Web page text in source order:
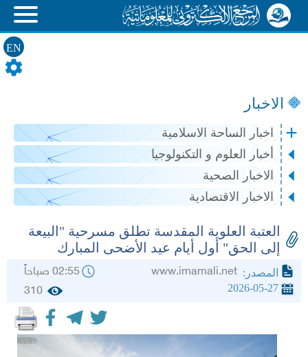
EN
الاخبار
اخبار الساحة الاسلامية
أخبار العلوم و التكنولوجيا
الاخبار الصحية
الاخبار الاقتصادية
العتبة العلوية المقدسة تطلق مسرحية "البيعة
إلى الحق" أول أيام عيد الأضحى المبارك
المصدر: 02:55 صباحاً
2026-05-27
310